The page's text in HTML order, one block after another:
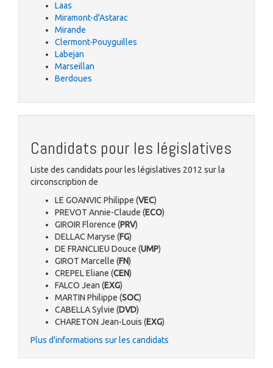
Laas
Miramont-d'Astarac
Mirande
Clermont-Pouyguilles
Labejan
Marseillan
Berdoues
Candidats pour les législatives
Liste des candidats pour les législatives 2012 sur la
circonscription de
LE GOANVIC Philippe (VEC)
PREVOT Annie-Claude (ECO)
GIROIR Florence (PRV)
DELLAC Maryse (FG)
DE FRANCLIEU Douce (UMP)
GIROT Marcelle (FN)
CREPEL Eliane (CEN)
FALCO Jean (EXG)
MARTIN Philippe (SOC)
CABELLA Sylvie (DVD)
CHARETON Jean-Louis (EXG)
Plus d'informations sur les candidats